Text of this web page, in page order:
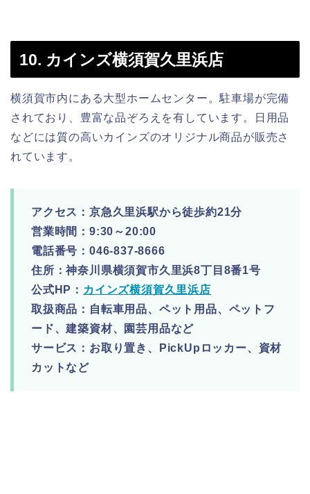
10. カインズ横須賀久里浜店
横須賀市内にある大型ホームセンター。駐車場が完備
されており、豊富な品ぞろえを有しています。日用品
などには質の高いカインズのオリジナル商品が販売さ
れています。
アクセス：京急久里浜駅から徒歩約21分
営業時間：9:30～20:00
電話番号：046-837-8666
住所：神奈川県横須賀市久里浜8丁目8番1号
公式HP： カインズ横須賀久里浜店
取扱商品：自転車用品、ペット用品、ペットフ
ード、建築資材、園芸用品など
サービス：お取り置き、PickUpロッカー、資材
カットなど